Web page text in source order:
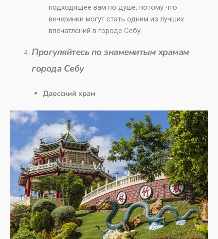
подходящее вам по душе, потому что
вечеринки могут стать одним из лучших
впечатлений в городе Себу.
Прогуляйтесь по знаменитым храмам
города Себу
Даосский храм